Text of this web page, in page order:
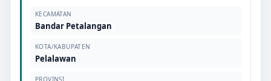
KECAMATAN
Bandar Petalangan
KOTA/KABUPATEN
Pelalawan
PROVINSI